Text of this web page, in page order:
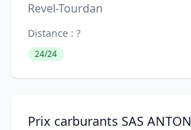
Revel-Tourdan
Distance : ?
24/24
Prix carburants SAS ANTON